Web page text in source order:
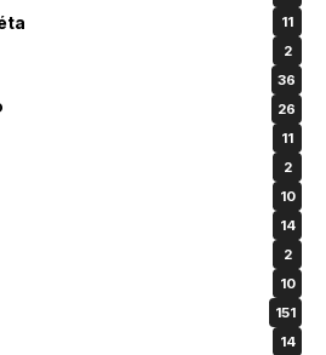
11
2
36
26
11
2
10
14
2
10
151
14